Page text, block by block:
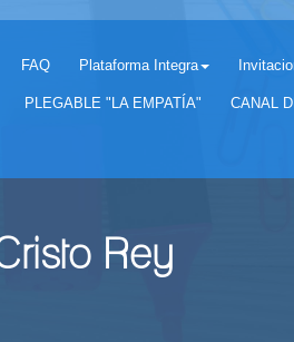
FAQ Plataforma Integra
PLEGABLE "LA EMPATÍA" CANAL
Rey